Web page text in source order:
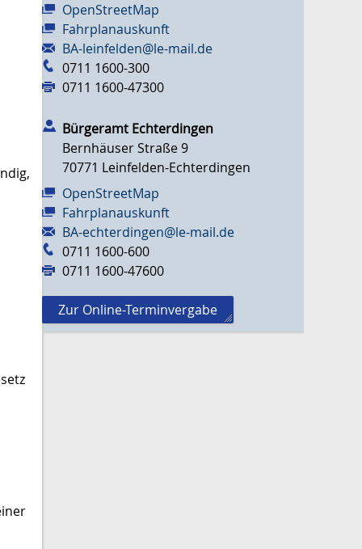
OpenStreetMap
Fahrplanauskunft
BA-leinfelden@le-mail.de
0711 1600-300
0711 1600-47300
Bürgeramt Echterdingen
Bernhäuser Straße 9
70771 Leinfelden-Echterdingen
OpenStreetMap
Fahrplanauskunft
BA-echterdingen@le-mail.de
0711 1600-600
0711 1600-47600
Zur Online-Terminvergabe